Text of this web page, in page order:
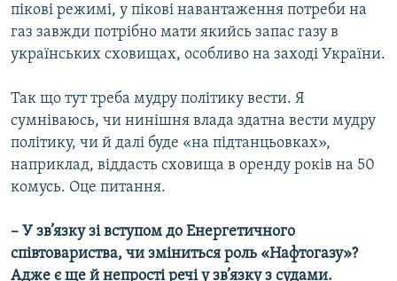
пікові режимі, у пікові навантаження потреби на
газ завжди потрібно мати якийсь запас газу в
українських сховищах, особливо на заході України.
Так що тут треба мудру політику вести. Я
сумніваюсь, чи нинішня влада здатна вести мудру
політику, чи й далі буде «на підтанцьовках»,
наприклад, віддасть сховища в оренду років на 50
комусь. Оце питання.
– У зв’язку зі вступом до Енергетичного
співтовариства, чи зміниться роль «Нафтогазу»?
Адже є ще й непрості речі у зв’язку з судами.